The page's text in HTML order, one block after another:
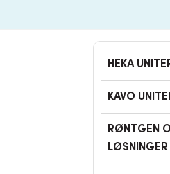
HEKA
KAVO
RØNTGEN
LØSNINGER